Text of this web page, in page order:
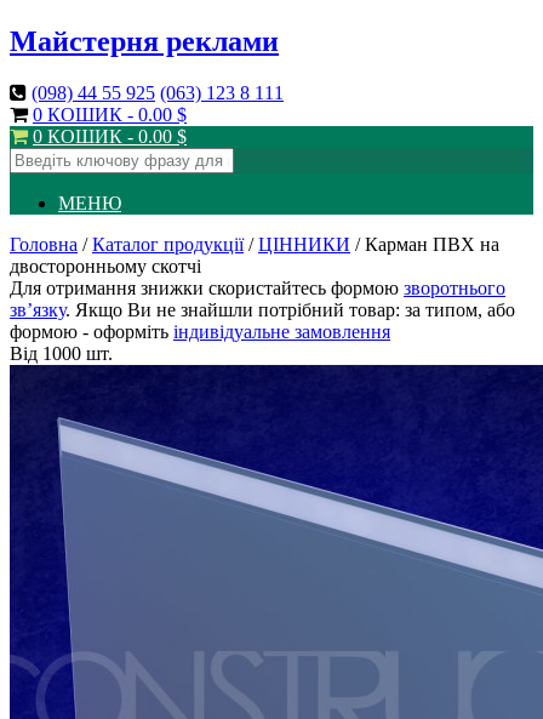
Майстерня реклами
(098) 44 55 925 (063) 123 8 111
0 КОШИК - 0.00 $
0 КОШИК - 0.00 $
МЕНЮ
Головна /Каталог продукції/ЦІННИКИ / Карман ПВХ на
двосторонньому скотчі
Для отримання знижки скористайтесь формою зворотнього
зв’язку. Якщо Ви не знайшли потрібний товар: за типом, або
формою - оформіть індивідуальне замовлення
Від 1000 шт.